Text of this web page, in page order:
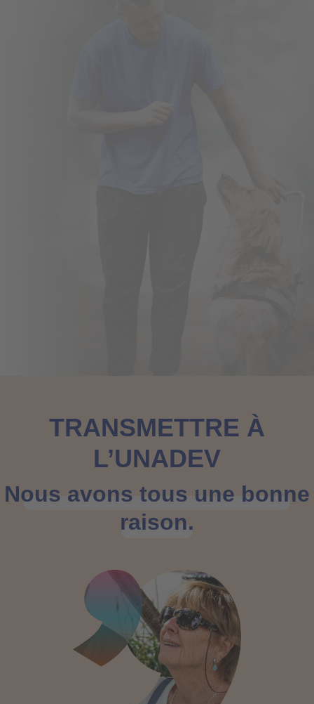
TRANSMETTRE À
L’UNADEV
Nous avons tous une bonne
raison.